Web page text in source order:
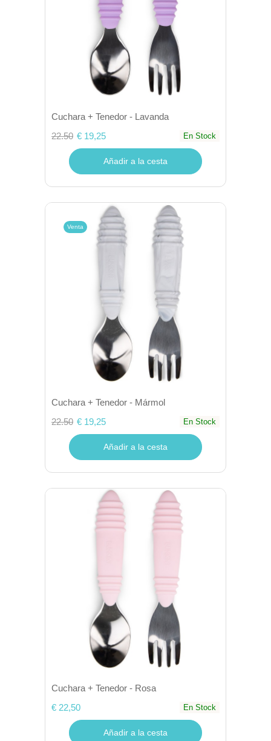
Cuchara + Tenedor - Lavanda
22.50 € 19,25 En Stock
Añadir a la cesta
Venta
Cuchara + Tenedor - Mármol
22.50 € 19,25 En Stock
Añadir a la cesta
Cuchara + Tenedor - Rosa
€ 22,50
En Stock
Añadir a la cesta